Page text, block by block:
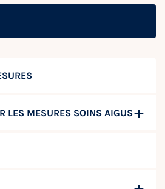
LES MESURES SOINS AIGUS